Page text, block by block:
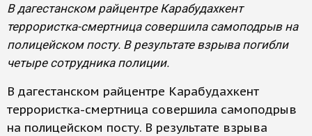
В дагестанском райцентре Карабудахкент
террористка-смертница совершила самоподрыв на
полицейском посту. В результате взрыва погибли
четыре сотрудника полиции.
В дагестанском райцентре Карабудахкент
террористка-смертница совершила самоподрыв
на полицейском посту. В результате взрыва